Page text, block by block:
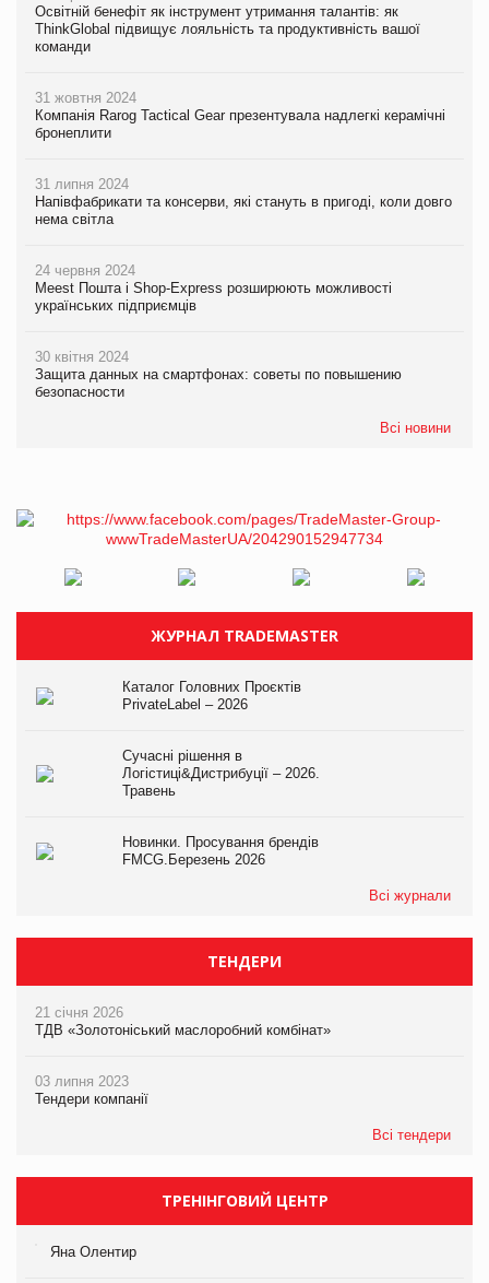
Освітній бенефіт як інструмент утримання талантів: як
ThinkGlobal підвищує лояльність та продуктивність вашої
команди
31 жовтня 2024
Компанія Rarog Tactical Gear презентувала надлегкі керамічні
бронеплити
31 липня 2024
Напівфабрикати та консерви, які стануть в пригоді, коли довго
нема світла
24 червня 2024
Meest Пошта і Shop-Express розширюють можливості
українських підприємців
30 квітня 2024
Защита данных на смартфонах: советы по повышению
безопасности
Всі новини
ЖУРНАЛ TRADEMASTER
Каталог Головних Проєктів
PrivateLabel – 2026
Сучасні рішення в
Логістиці&Дистрибуції – 2026.
Травень
Новинки. Просування брендів
FMCG.Березень 2026
Всі журнали
ТЕНДЕРИ
21 січня 2026
ТДВ «Золотоніський маслоробний комбінат»
03 липня 2023
Тендери компанії
Всі тендери
ТРЕНІНГОВИЙ ЦЕНТР
Яна Олентир